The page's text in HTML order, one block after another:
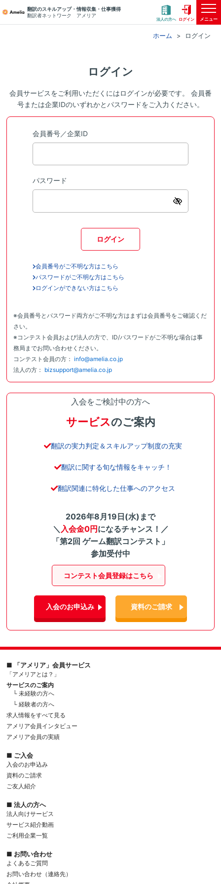
翻訳のスキルアップ・情報収集・仕事獲得
翻訳者ネットワーク アメリア
法人の方へ ログイン メニュー
ホーム ログイン
ログイン
会員サービスをご利用いただくにはログインが必要です。 会員番
号または企業IDのいずれかとパスワードをご入力ください。
会員番号／企業ID
パスワード
ログイン
会員番号がご不明な方はこちら
パスワードがご不明な方はこちら
ログインができない方はこちら
※会員番号とパスワード両方がご不明な方はまずは会員番号をご確認くだ
さい。
※コンテスト会員および法人の方で、ID/パスワードがご不明な場合は事
務局までお問い合わせください。
コンテスト会員の方： info@amelia.co.jp
法人の方： bizsupport@amelia.co.jp
入会をご検討中の方へ
サービスのご案内
翻訳の実力判定＆スキルアップ制度の充実
翻訳に関する旬な情報をキャッチ！
翻訳関連に特化した仕事へのアクセス
2026年8月19日(水)まで
＼ 入会金0円になるチャンス！／
「第2回 ゲーム翻訳コンテスト」
参加受付中
コンテスト会員登録はこちら
入会のお申込み 資料のご請求
■ 「アメリア」会員サービス
「アメリアとは？」
サービスのご案内
└ 未経験の方へ
└ 経験者の方へ
求人情報をすべて見る
アメリア会員インタビュー
アメリア会員の実績
■ ご入会
入会のお申込み
資料のご請求
ご友人紹介
■ 法人の方へ
法人向けサービス
サービス紹介動画
ご利用企業一覧
■ お問い合わせ
よくあるご質問
お問い合わせ（連絡先）